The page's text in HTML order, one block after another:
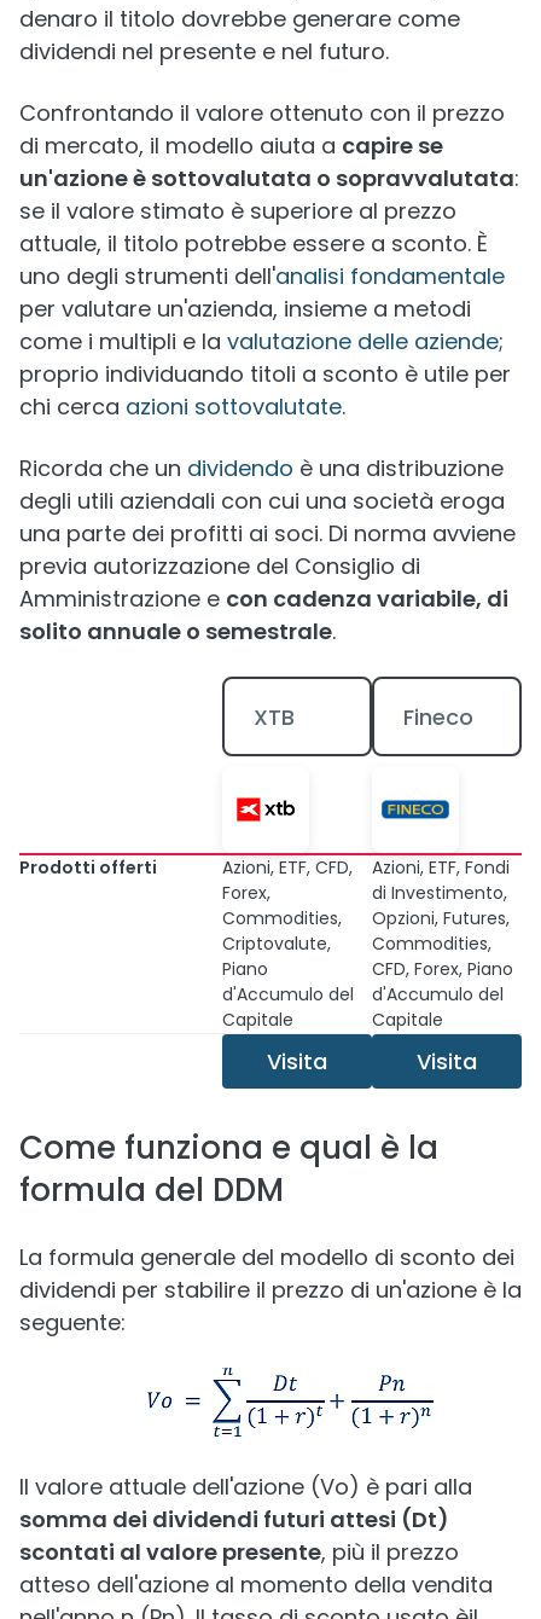
denaro il titolo dovrebbe generare come
dividendi nel presente e nel futuro.
Confrontando il valore ottenuto con il prezzo
di mercato, il modello aiuta a capire se
un'azione è sottovalutata o sopravvalutata:
se il valore stimato è superiore al prezzo
attuale, il titolo potrebbe essere a sconto. È
uno degli strumenti dell'analisi fondamentale
per valutare un'azienda, insieme a metodi
come i multipli e la valutazione delle aziende;
proprio individuando titoli a sconto è utile per
chi cerca azioni sottovalutate.
Ricorda che un dividendo è una distribuzione
degli utili aziendali con cui una società eroga
una parte dei profitti ai soci. Di norma avviene
previa autorizzazione del Consiglio di
Amministrazione e con cadenza variabile, di
solito annuale o semestrale.
XTB Fineco
Prodotti offerti
Azioni, ETF, CFD,
Forex,
Commodities,
Criptovalute,
Piano
d'Accumulo del
Capitale
Azioni, ETF, Fondi
di Investimento,
Opzioni, Futures,
Commodities,
CFD, Forex, Piano
d'Accumulo del
Capitale
Visita Visita
Come funziona e qual è la
formula del DDM
La formula generale del modello di sconto dei
dividendi per stabilire il prezzo di un'azione è la
seguente:
Il valore attuale dell'azione (Vo) è pari alla
somma dei dividendi futuri attesi (Dt)
scontati al valore presente, più il prezzo
atteso dell'azione al momento della vendita